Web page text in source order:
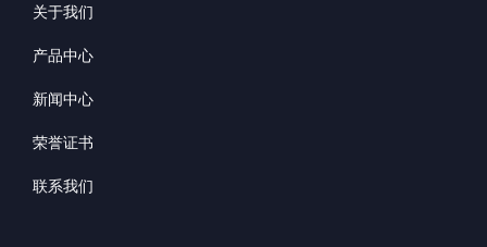
关于我们
产品中心
新闻中心
荣誉证书
联系我们